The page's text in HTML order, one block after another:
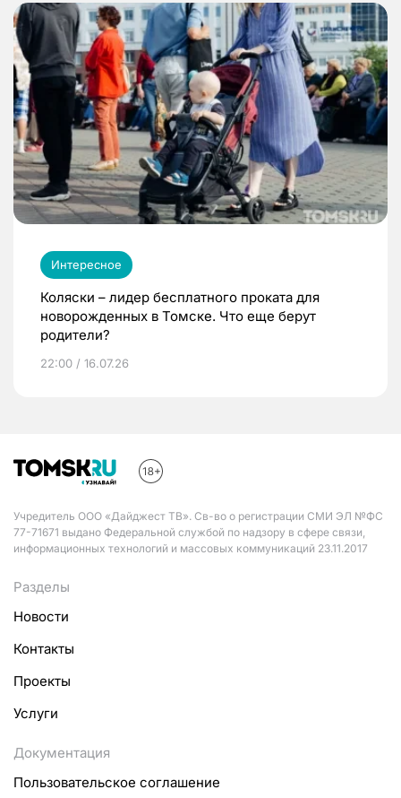
Интересное
Коляски – лидер бесплатного проката для
новорожденных в Томске. Что еще берут
родители?
22:00 / 16.07.26
Учредитель ООО «Дайджест ТВ». Св-во о регистрации СМИ ЭЛ №ФС
77-71671 выдано Федеральной службой по надзору в сфере связи,
информационных технологий и массовых коммуникаций 23.11.2017
Разделы
Новости
Контакты
Проекты
Услуги
Документация
Пользовательское соглашение